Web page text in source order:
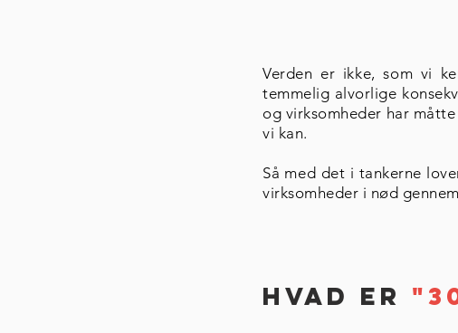
Verden er ikke, som vi
temmelig alvorlige
og virksomheder har
vi kan.
Så med det i tankerne
virksomheder i nød
HVAD ER